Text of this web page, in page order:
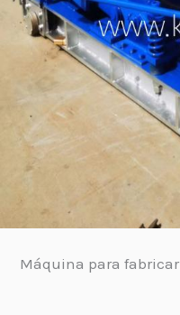
Máquina para